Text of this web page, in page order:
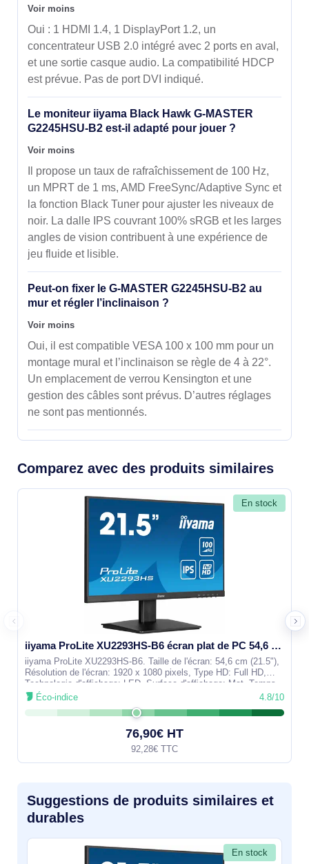
Voir moins
Oui : 1 HDMI 1.4, 1 DisplayPort 1.2, un
concentrateur USB 2.0 intégré avec 2 ports en aval,
et une sortie casque audio. La compatibilité HDCP
est prévue. Pas de port DVI indiqué.
Le moniteur iiyama Black Hawk G-MASTER
G2245HSU-B2 est-il adapté pour jouer ?
Voir moins
Il propose un taux de rafraîchissement de 100 Hz,
un MPRT de 1 ms, AMD FreeSync/Adaptive Sync et
la fonction Black Tuner pour ajuster les niveaux de
noir. La dalle IPS couvrant 100% sRGB et les larges
angles de vision contribuent à une expérience de
jeu fluide et lisible.
Peut-on fixer le G-MASTER G2245HSU-B2 au
mur et régler l’inclinaison ?
Voir moins
Oui, il est compatible VESA 100 x 100 mm pour un
montage mural et l’inclinaison se règle de 4 à 22°.
Un emplacement de verrou Kensington et une
gestion des câbles sont prévus. D’autres réglages
ne sont pas mentionnés.
Comparez avec des produits similaires
En stock
iiyama ProLite XU2293HS-B6 écran plat de PC 54,6 cm (21.5") 1920 x 1080 pixels Full HD LED Noir
iiyama ProLite XU2293HS-B6. Taille de l'écran: 54,6 cm (21.5"),
Résolution de l'écran: 1920 x 1080 pixels, Type HD: Full HD,
Technologie d'affichage: LED, Surface d'affichage: Mat, Temps
de réponse:
Éco-indice 4.8/10
76,90€ HT
92,28€ TTC
Suggestions de produits similaires et
durables
En stock